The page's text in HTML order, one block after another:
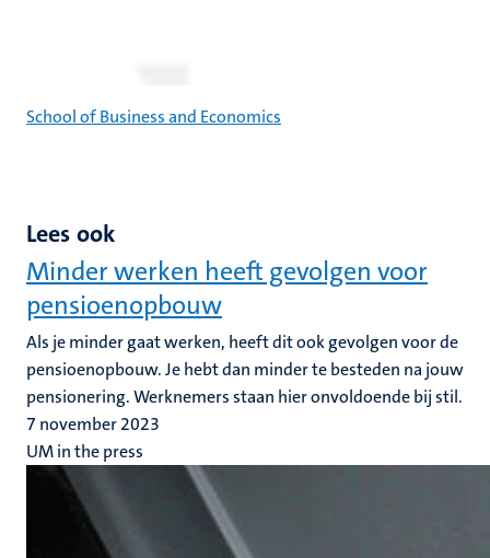
School of Business and Economics
Lees ook
Minder werken heeft gevolgen voor
pensioenopbouw
Als je minder gaat werken, heeft dit ook gevolgen voor de
pensioenopbouw. Je hebt dan minder te besteden na jouw
pensionering. Werknemers staan hier onvoldoende bij stil.
7 november 2023
UM in the press